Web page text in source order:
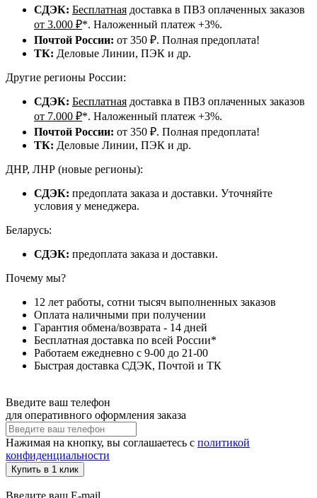
СДЭК: Бесплатная доставка в ПВЗ оплаченных заказов
от 3.000 ₽*. Наложенный платеж +3%.
Почтой России: от 350 ₽. Полная предоплата!
ТК: Деловые Линии, ПЭК и др.
Другие регионы России:
СДЭК: Бесплатная доставка в ПВЗ оплаченных заказов
от 7.000 ₽*. Наложенный платеж +3%.
Почтой России: от 350 ₽. Полная предоплата!
ТК: Деловые Линии, ПЭК и др.
ДНР, ЛНР (новые регионы):
СДЭК: предоплата заказа и доставки. Уточняйте
условия у менеджера.
Беларусь:
СДЭК: предоплата заказа и доставки.
Почему мы?
12 лет работы, сотни тысяч выполненных заказов
Оплата наличными при получении
Гарантия обмена/возврата - 14 дней
Бесплатная доставка по всей России*
Работаем ежедневно с 9-00 до 21-00
Быстрая доставка СДЭК, Почтой и ТК
Введите ваш телефон
для оперативного оформления заказа
Нажимая на кнопку, вы соглашаетесь с политикой
конфиденциальности
Купить в 1 клик
Введите ваш E-mail